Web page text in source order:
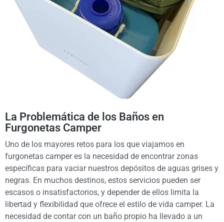
La Problemática de los Baños en
Furgonetas Camper
Uno de los mayores retos para los que viajamos en
furgonetas camper es la necesidad de encontrar zonas
específicas para vaciar nuestros depósitos de aguas grises y
negras. En muchos destinos, estos servicios pueden ser
escasos o insatisfactorios, y depender de ellos limita la
libertad y flexibilidad que ofrece el estilo de vida camper. La
necesidad de contar con un baño propio ha llevado a un